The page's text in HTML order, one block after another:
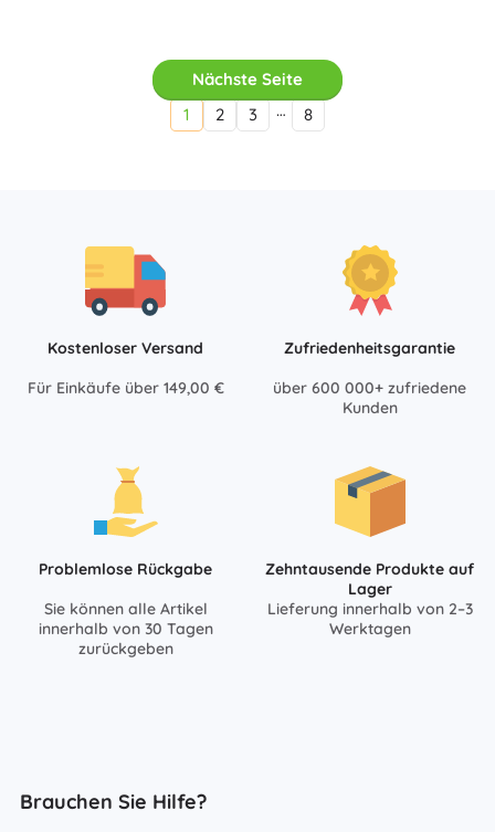
Nächste Seite
1
2 3 … 8
Kostenloser Versand
Für Einkäufe über 149,00 €
Zufriedenheitsgarantie
über 600 000+ zufriedene
Kunden
Problemlose Rückgabe
Sie können alle Artikel
innerhalb von 30 Tagen
zurückgeben
Zehntausende Produkte auf
Lager
Lieferung innerhalb von 2–3
Werktagen
Brauchen Sie Hilfe?